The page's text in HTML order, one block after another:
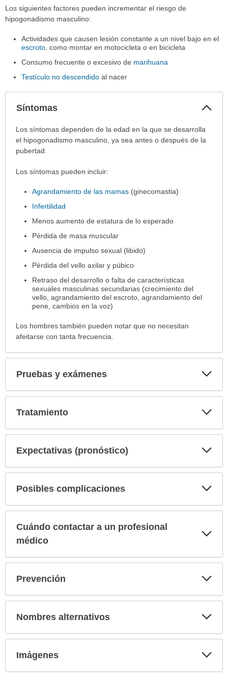
Los siguientes factores pueden incrementar el riesgo de
hipogonadismo masculino:
Actividades que causen lesión constante a un nivel bajo en el
escroto, como montar en motocicleta o en bicicleta
Consumo frecuente o excesivo de marihuana
Testículo no descendido al nacer
Síntomas
Síntomas
sido
Los síntomas dependen de la edad en la que se desarrolla
el hipogonadismo masculino, ya sea antes o después de la
pubertad.
Los síntomas pueden incluir:
Agrandamiento de las mamas (ginecomastia)
Infertilidad
Menos aumento de estatura de lo esperado
Pérdida de masa muscular
Ausencia de impulso sexual (libido)
Pérdida del vello axilar y púbico
Retraso del desarrollo o falta de características
sexuales masculinas secundarias (crecimiento del
vello, agrandamiento del escroto, agrandamiento del
pene, cambios en la voz)
Los hombres también pueden notar que no necesitan
afeitarse con tanta frecuencia.
Pruebas y exámenes
Tratamiento
Expectativas (pronóstico)
Posibles complicaciones
Cuándo contactar a un profesional
médico
Prevención
Nombres alternativos
Imágenes